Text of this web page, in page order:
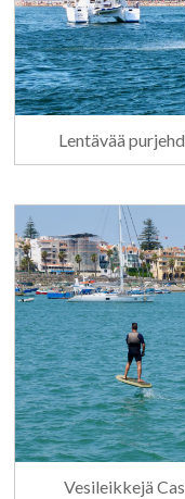
Lentävää
Vesileikkejä